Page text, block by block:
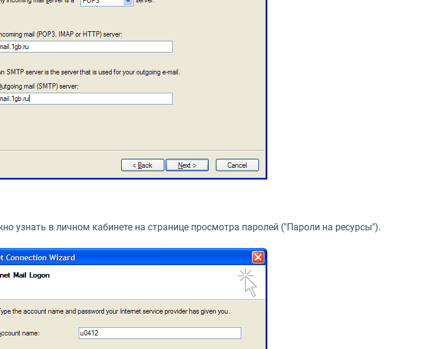
узнать в личном кабинете на странице просмотра паролей ("Пароли на ресурсы").